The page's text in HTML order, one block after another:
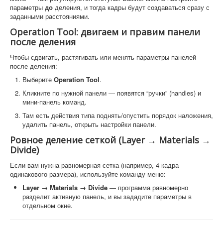
параметры до деления, и тогда кадры будут создаваться сразу с
заданными расстояниями.
Operation Tool: двигаем и правим панели
после деления
Чтобы сдвигать, растягивать или менять параметры панелей
после деления:
Выберите Operation Tool.
Кликните по нужной панели — появятся “ручки” (handles) и
мини-панель команд.
Там есть действия типа поднять/опустить порядок наложения,
удалить панель, открыть настройки панели.
Ровное деление сеткой (Layer → Materials →
Divide)
Если вам нужна равномерная сетка (например, 4 кадра
одинакового размера), используйте команду меню:
Layer → Materials → Divide — программа равномерно
разделит активную панель, и вы зададите параметры в
отдельном окне.